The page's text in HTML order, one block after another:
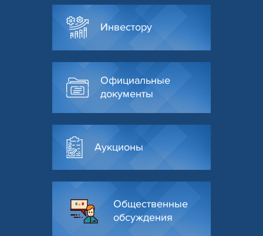
Инвестору
Официальные
документы
Аукционы
Общественные
обсуждения